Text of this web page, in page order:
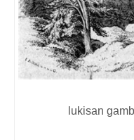
lukisan